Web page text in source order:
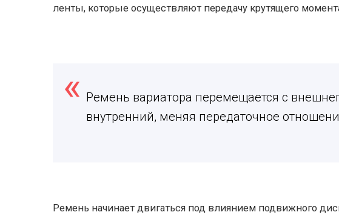
ленты, которые осуществляют передачу крутящего
Ремень вариатора перемещается с
внутренний, меняя передаточное
Ремень начинает двигаться под влиянием подвижного